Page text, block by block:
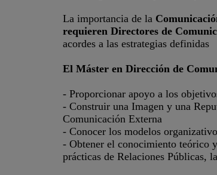
La importancia de la
requieren Directores de
acordes a las estrategias definidas
El Máster en Dirección de
- Proporcionar apoyo a los
- Construir una Imagen y una
Comunicación Externa
- Conocer los modelos
- Obtener el conocimiento teórico
prácticas de Relaciones Públicas,